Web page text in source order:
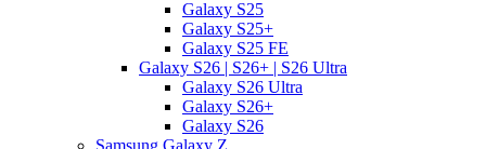
Galaxy S25
Galaxy S25+
Galaxy S25 FE
Galaxy S26 | S26+ | S26 Ultra
Galaxy S26 Ultra
Galaxy S26+
Galaxy S26